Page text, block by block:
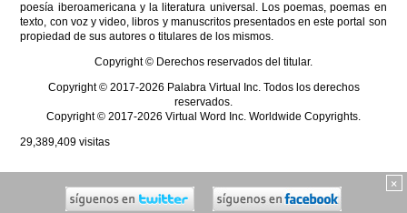
×
poesía iberoamericana y la literatura universal. Los poemas, poemas en
texto, con voz y video, libros y manuscritos presentados en este portal son
propiedad de sus autores o titulares de los mismos.
Copyright © Derechos reservados del titular.
Copyright © 2017-2026 Palabra Virtual Inc. Todos los derechos
reservados.
Copyright © 2017-2026 Virtual Word Inc. Worldwide Copyrights.
29,389,409 visitas